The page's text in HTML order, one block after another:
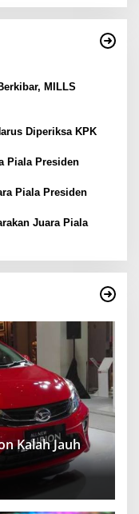
MILLS
Diperiksa KPK
Piala Presiden
Piala Presiden
Juara Piala
Kalah Jauh